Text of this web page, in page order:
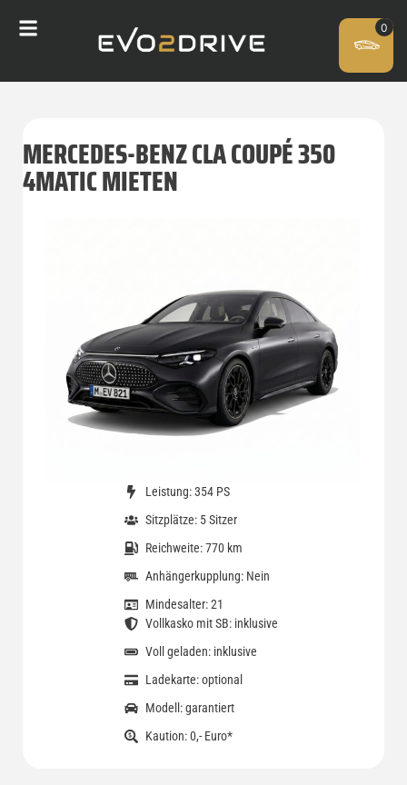
MERCEDES-BENZ CLA COUPÉ 350
4MATIC MIETEN
Leistung: 354 PS
Sitzplätze: 5 Sitzer
Reichweite: 770 km
Anhängerkupplung: Nein
Mindesalter: 21
Vollkasko mit SB: inklusive
Voll geladen: inklusive
Ladekarte: optional
Modell: garantiert
Kaution: 0,- Euro*